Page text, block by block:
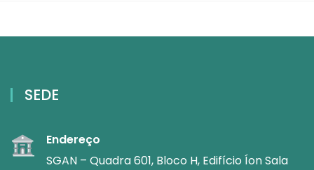
SEDE
Endereço
SGAN – Quadra 601, Bloco H, Edifício Íon Sala